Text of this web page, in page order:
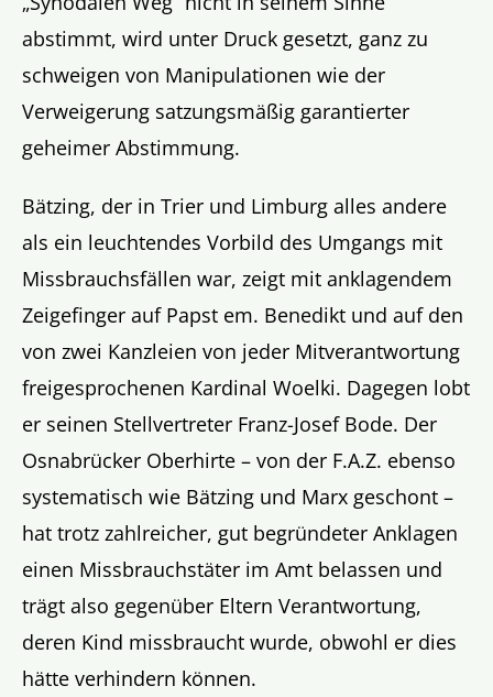
abstimmt, wird unter Druck gesetzt, ganz zu
schweigen von Manipulationen wie der
Verweigerung satzungsmäßig garantierter
geheimer Abstimmung.
Bätzing, der in Trier und Limburg alles andere
als ein leuchtendes Vorbild des Umgangs mit
Missbrauchsfällen war, zeigt mit anklagendem
Zeigefinger auf Papst em. Benedikt und auf den
von zwei Kanzleien von jeder Mitverantwortung
freigesprochenen Kardinal Woelki. Dagegen lobt
er seinen Stellvertreter Franz-Josef Bode. Der
Osnabrücker Oberhirte – von der F.A.Z. ebenso
systematisch wie Bätzing und Marx geschont –
hat trotz zahlreicher, gut begründeter Anklagen
einen Missbrauchstäter im Amt belassen und
trägt also gegenüber Eltern Verantwortung,
deren Kind missbraucht wurde, obwohl er dies
hätte verhindern können.